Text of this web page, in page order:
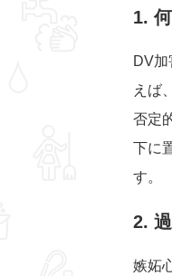
1.
DV
えば
否定
下に
す。
2.
嫉妬